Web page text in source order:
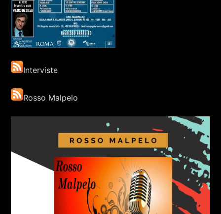
Interviste
Rosso Malpelo